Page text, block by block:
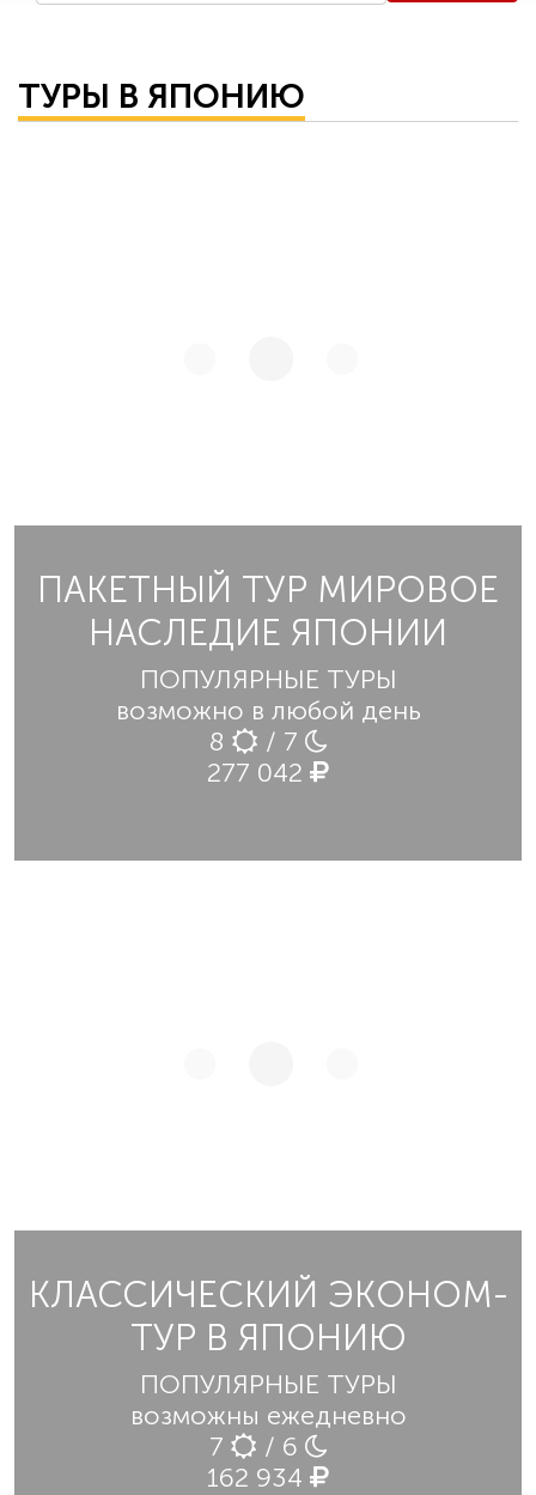
ТУРЫ В ЯПОНИЮ
ПАКЕТНЫЙ ТУР МИРОВОЕ
НАСЛЕДИЕ ЯПОНИИ
ПОПУЛЯРНЫЕ ТУРЫ
возможно в любой день
8
/ 7
277 042
КЛАССИЧЕСКИЙ ЭКОНОМ-
ТУР В ЯПОНИЮ
ПОПУЛЯРНЫЕ ТУРЫ
возможны ежедневно
7
/ 6
162 934